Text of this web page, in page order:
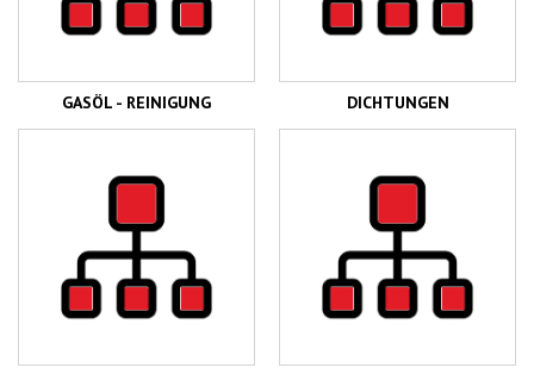
GASÖL - REINIGUNG DICHTUNGEN